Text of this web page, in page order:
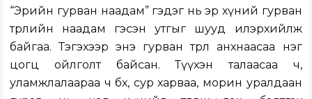
“Эрийн гурван наадам” гэдэг нь эр хүний гурван
төрлийн наадам гэсэн утгыг шууд илэрхийлж
байгаа. Тэгэхээр энэ гурван төрөл анхнаасаа нэг
цогц ойлголт байсан. Түүхэн талаасаа ч,
уламжлалаараа ч бөх, сур харваа, морин уралдаан